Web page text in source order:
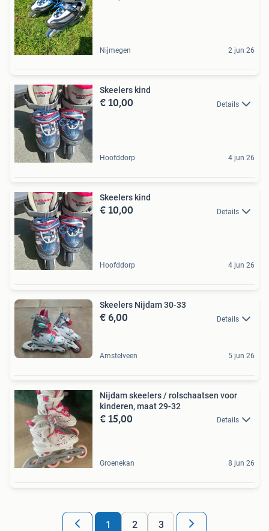
Nijmegen 2 jun 26
Skeelers kind
€ 10,00 Details
Hoofddorp 4 jun 26
Skeelers kind
€ 10,00 Details
Hoofddorp 4 jun 26
Skeelers Nijdam 30-33
€ 6,00 Details
Amstelveen 5 jun 26
Nijdam skeelers / rolschaatsen voor
kinderen, maat 29-32
€ 15,00 Details
Groenekan 8 jun 26
1 2 3